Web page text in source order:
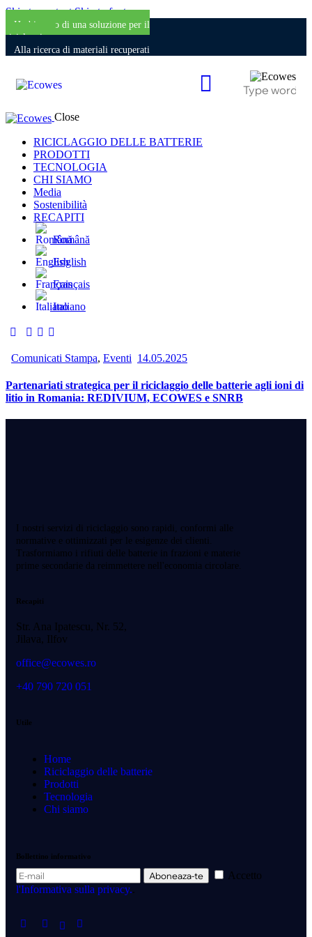
Skip to content Skip to footer
Ho bisogno di una soluzione per il
riciclaggio
Alla ricerca di materiali recuperati
Close
RICICLAGGIO DELLE BATTERIE
PRODOTTI
TECNOLOGIA
CHI SIAMO
Media
Sostenibilità
RECAPITI
Română
English
Français
Italiano
Comunicati Stampa, Eventi 14.05.2025
Partenariati strategica per il riciclaggio delle batterie agli ioni di
litio in Romania: REDIVIUM, ECOWES e SNRB
I nostri servizi di riciclaggio sono rapidi, conformi alle
normative e ottimizzati per le esigenze dei clienti.
Trasformiamo i rifiuti delle batterie in frazioni e materie
prime secondarie da reimmettere nell'economia circolare.
Recapiti
Str. Ana Ipatescu, Nr. 52,
Jilava, Ilfov
office@ecowes.ro
+40 790 720 051
Utile
Home
Riciclaggio delle batterie
Prodotti
Tecnologia
Chi siamo
Bollettino informativo
Aboneaza-te
Accetto
l'Informativa sulla privacy..